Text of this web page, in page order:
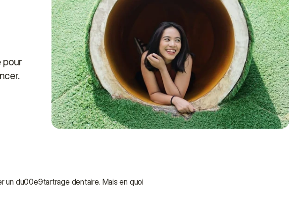
pour
du00e9tartrage dentaire. Mais en quoi